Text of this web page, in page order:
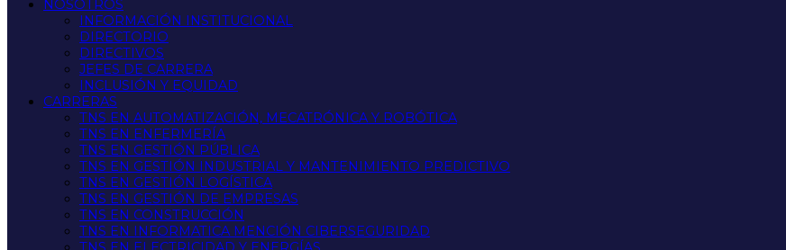
NOSOTROS
INFORMACIÓN INSTITUCIONAL
DIRECTORIO
DIRECTIVOS
JEFES DE CARRERA
INCLUSIÓN Y EQUIDAD
CARRERAS
TNS EN AUTOMATIZACIÓN, MECATRÓNICA Y ROBÓTICA
TNS EN ENFERMERÍA
TNS EN GESTIÓN PÚBLICA
TNS EN GESTIÓN INDUSTRIAL Y MANTENIMIENTO PREDICTIVO
TNS EN GESTIÓN LOGÍSTICA
TNS EN GESTIÓN DE EMPRESAS
TNS EN CONSTRUCCIÓN
TNS EN INFORMATICA MENCIÓN CIBERSEGURIDAD